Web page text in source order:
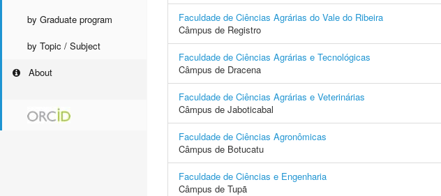
by Graduate program
by Topic / Subject
About
Faculdade de Ciências Agrárias do Vale do Ribeira
Câmpus de Registro
Faculdade de Ciências Agrárias e Tecnológicas
Câmpus de Dracena
Faculdade de Ciências Agrárias e Veterinárias
Câmpus de Jaboticabal
Faculdade de Ciências Agronômicas
Câmpus de Botucatu
Faculdade de Ciências e Engenharia
Câmpus de Tupã